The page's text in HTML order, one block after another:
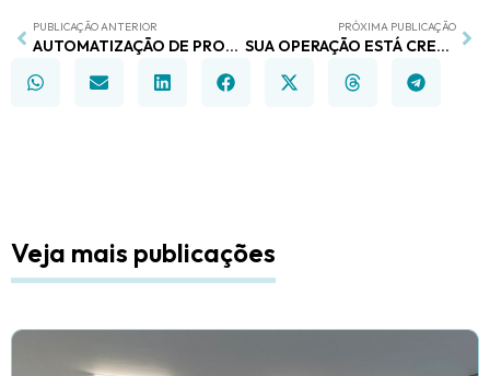
PUBLICAÇÃO ANTERIOR
AUTOMATIZAÇÃO DE PROCESSOS: COMO COMEÇAR NA SUA EMPRESA
PRÓXIMA PUBLICAÇÃO
SUA OPERAÇÃO ESTÁ CRESCENDO OU APENAS LIDANDO COM URGÊNCIAS DIÁRIAS?
Veja mais publicações